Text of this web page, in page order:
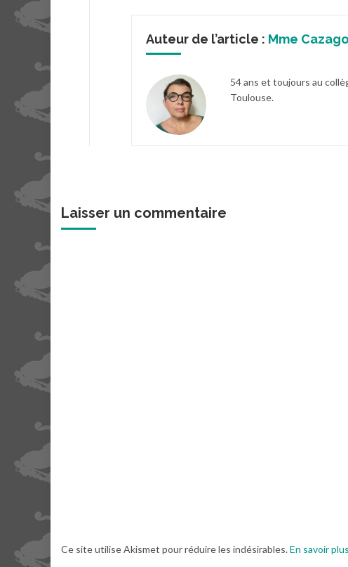
Auteur de l’article : Mme
54 ans et toujours au
Toulouse.
Laisser un commentaire
Ce site utilise Akismet pour réduire les indésirables.En savoir